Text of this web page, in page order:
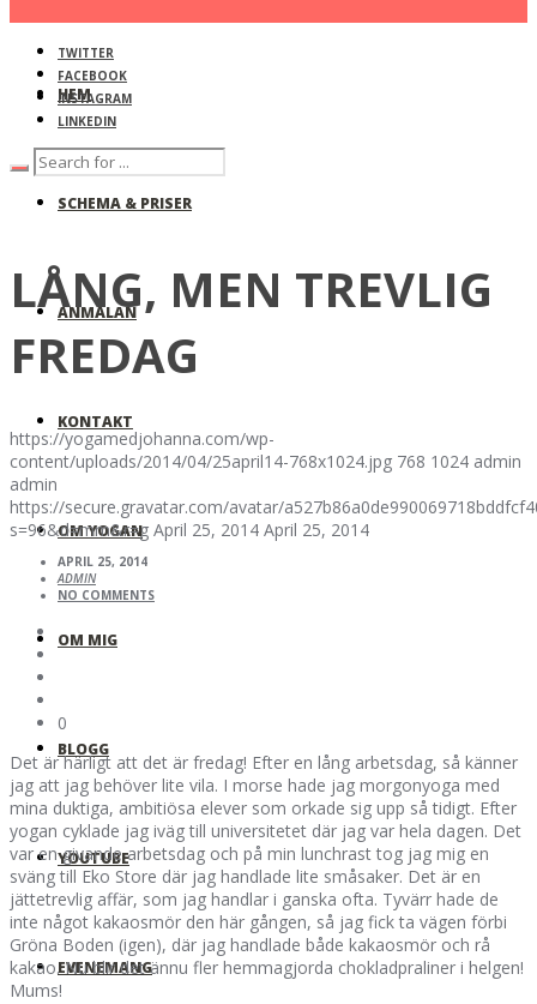
HEM
SCHEMA & PRISER
ANMÄLAN
KONTAKT
OM YOGAN
OM MIG
BLOGG
YOUTUBE
EVENEMANG
TWITTER
FACEBOOK
INSTAGRAM
LINKEDIN
LÅNG, MEN TREVLIG
FREDAG
https://yogamedjohanna.com/wp-
content/uploads/2014/04/25april14-768x1024.jpg 768 1024 admin
admin
https://secure.gravatar.com/avatar/
s=96&d=mm&r=g April 25, 2014 April 25, 2014
APRIL 25, 2014
ADMIN
NO COMMENTS
0
Det är härligt att det är fredag! Efter en lång arbetsdag, så känner
jag att jag behöver lite vila. I morse hade jag morgonyoga med
mina duktiga, ambitiösa elever som orkade sig upp så tidigt. Efter
yogan cyklade jag iväg till universitetet där jag var hela dagen. Det
var en givande arbetsdag och på min lunchrast tog jag mig en
sväng till Eko Store där jag handlade lite småsaker. Det är en
jättetrevlig affär, som jag handlar i ganska ofta. Tyvärr hade de
inte något kakaosmör den här gången, så jag fick ta vägen förbi
Gröna Boden (igen), där jag handlade både kakaosmör och rå
kakao. Nu blir det ännu fler hemmagjorda chokladpraliner i helgen!
Mums!